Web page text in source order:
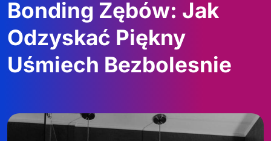
Bonding Zębów: Jak
Odzyskać Piękny
Uśmiech Bezbolesnie